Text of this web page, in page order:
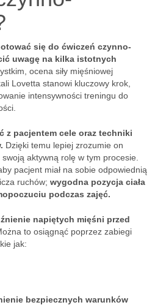
się do ćwiczeń czynno-
uwagę na kilka istotnych
ocena siły mięśniowej
Lovetta stanowi kluczowy krok,
intensywności treningu do
z pacjentem cele oraz techniki
Dzięki temu lepiej zrozumie on
aktywną rolę w tym procesie.
pacjent miał na sobie odpowiednią
ruchów; wygodna pozycja ciała
podczas zajęć.
napiętych mięśni przed
to osiągnąć poprzez zabiegi
jak:
bezpiecznych warunków